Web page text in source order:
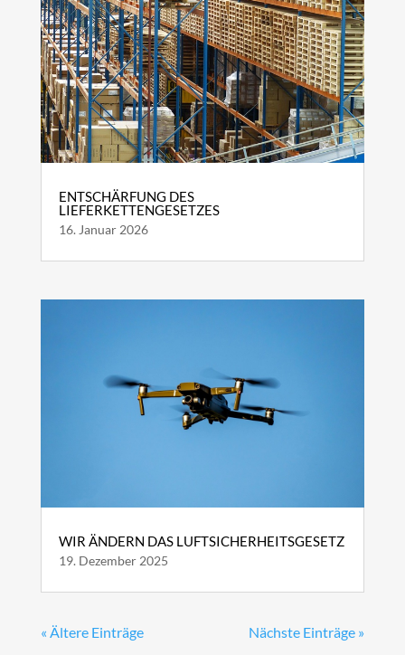
ENTSCHÄRFUNG DES
LIEFERKETTENGESETZES
16. Januar 2026
WIR ÄNDERN DAS LUFTSICHERHEITSGESETZ
19. Dezember 2025
« Ältere Einträge Nächste Einträge »